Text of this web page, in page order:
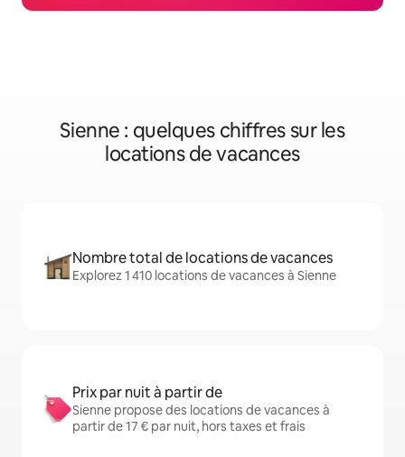
Sienne : quelques chiffres sur les
locations de vacances
Nombre total de locations de vacances
Explorez 1 410 locations de vacances à Sienne
Prix par nuit à partir de
Sienne propose des locations de vacances à
partir de 17 € par nuit, hors taxes et frais